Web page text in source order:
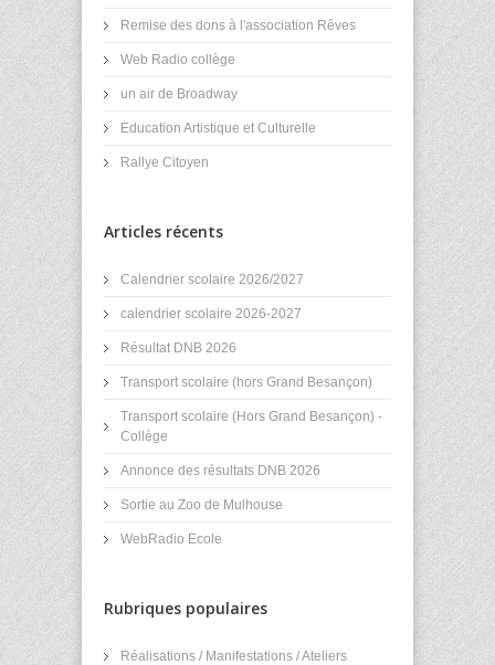
Remise des dons à l'association Rêves
Web Radio collège
un air de Broadway
Education Artistique et Culturelle
Rallye Citoyen
Articles récents
Calendrier scolaire 2026/2027
calendrier scolaire 2026-2027
Résultat DNB 2026
Transport scolaire (hors Grand Besançon)
Transport scolaire (Hors Grand Besançon) -
Collège
Annonce des résultats DNB 2026
Sortie au Zoo de Mulhouse
WebRadio Ecole
Rubriques populaires
Réalisations / Manifestations / Ateliers